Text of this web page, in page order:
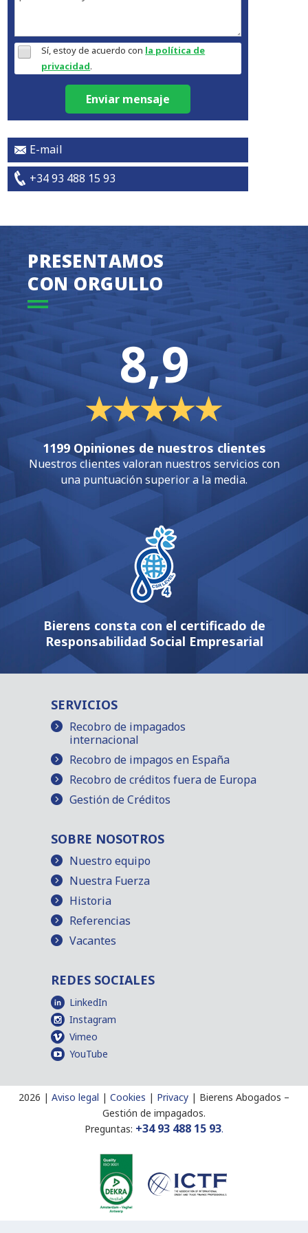
Sí, estoy de acuerdo con la política de
privacidad.
Enviar mensaje
E-mail
+34 93 488 15 93
PRESENTAMOS
CON ORGULLO
8,9
1199 Opiniones de nuestros clientes
Nuestros clientes valoran nuestros servicios con
una puntuación superior a la media.
Bierens consta con el certificado de
Responsabilidad Social Empresarial
SERVICIOS
Recobro de impagados
internacional
Recobro de impagos en España
Recobro de créditos fuera de Europa
Gestión de Créditos
SOBRE NOSOTROS
Nuestro equipo
Nuestra Fuerza
Historia
Referencias
Vacantes
REDES SOCIALES
LinkedIn
Instagram
Vimeo
YouTube
2026 | Aviso legal | Cookies | Privacy | Bierens Abogados –
Gestión de impagados.
Preguntas: +34 93 488 15 93.